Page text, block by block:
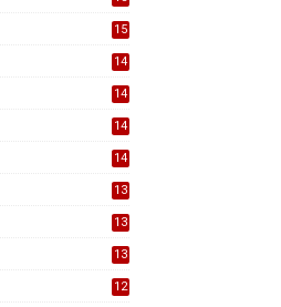
15
14
14
14
14
13
13
13
12